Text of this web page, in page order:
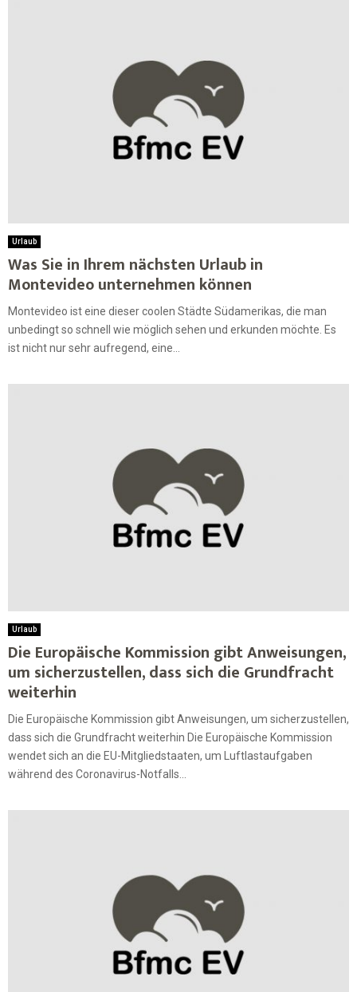
Urlaub
Was Sie in Ihrem nächsten Urlaub in
Montevideo unternehmen können
Montevideo ist eine dieser coolen Städte Südamerikas, die man
unbedingt so schnell wie möglich sehen und erkunden möchte. Es
ist nicht nur sehr aufregend, eine...
Urlaub
Die Europäische Kommission gibt Anweisungen,
um sicherzustellen, dass sich die Grundfracht
weiterhin
Die Europäische Kommission gibt Anweisungen, um sicherzustellen,
dass sich die Grundfracht weiterhin Die Europäische Kommission
wendet sich an die EU-Mitgliedstaaten, um Luftlastaufgaben
während des Coronavirus-Notfalls...